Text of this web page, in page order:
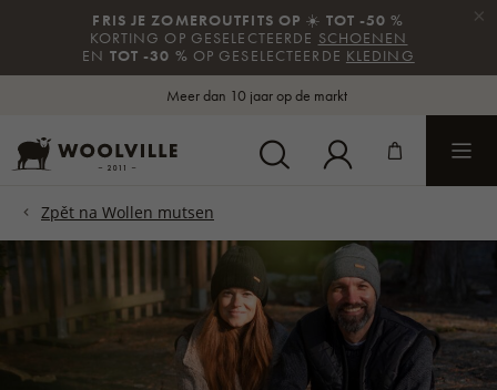
FRIS JE ZOMEROUTFITS OP☀️TOT -50 %
KORTING OP GESELECTEERDESCHOENEN
TOT -30 %OP GESELECTEERDEKLEDING
Meer dan 10 jaar op de markt